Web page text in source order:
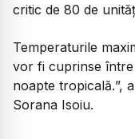
critic de 80 de
Temperaturile
vor fi cuprinse între
noapte tropicală.”,
Sorana Isoiu.